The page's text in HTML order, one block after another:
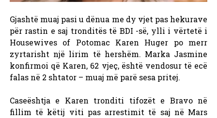
Gjashtë muaj pasi u dënua me dy vjet pas hekurave
për rastin e saj tronditës të BDI -së, ylli i vërtetë i
Housewives of Potomac Karen Huger po merr
zyrtarisht një lirim të hershëm. Marka Jasmine
konfirmoi që Karen, 62 vjeç, është vendosur të ecë
falas në 2 shtator – muaj më parë sesa pritej.
Caseështja e Karen tronditi tifozët e Bravo në
fillim të këtij viti pas arrestimit të saj në Mars